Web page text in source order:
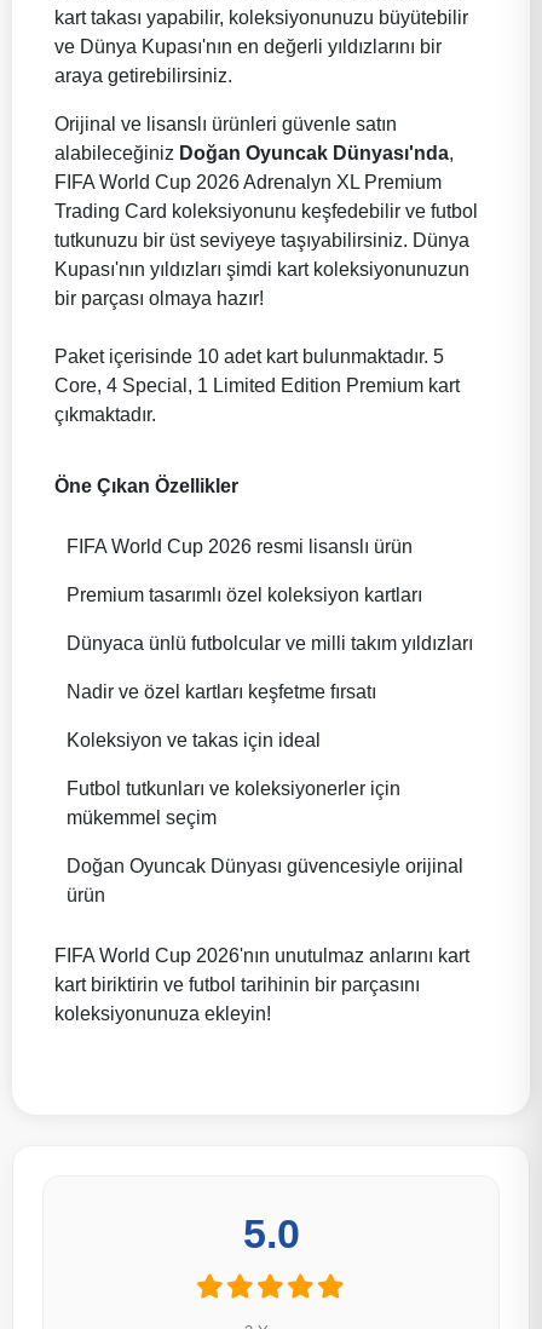
kart takası yapabilir, koleksiyonunuzu büyütebilir
ve Dünya Kupası'nın en değerli yıldızlarını bir
araya getirebilirsiniz.
Orijinal ve lisanslı ürünleri güvenle satın
alabileceğiniz Doğan Oyuncak Dünyası'nda,
FIFA World Cup 2026 Adrenalyn XL Premium
Trading Card koleksiyonunu keşfedebilir ve futbol
tutkunuzu bir üst seviyeye taşıyabilirsiniz. Dünya
Kupası'nın yıldızları şimdi kart koleksiyonunuzun
bir parçası olmaya hazır!
Paket içerisinde 10 adet kart bulunmaktadır. 5
Core, 4 Special, 1 Limited Edition Premium kart
çıkmaktadır.
Öne Çıkan Özellikler
FIFA World Cup 2026 resmi lisanslı ürün
Premium tasarımlı özel koleksiyon kartları
Dünyaca ünlü futbolcular ve milli takım yıldızları
Nadir ve özel kartları keşfetme fırsatı
Koleksiyon ve takas için ideal
Futbol tutkunları ve koleksiyonerler için
mükemmel seçim
Doğan Oyuncak Dünyası güvencesiyle orijinal
ürün
FIFA World Cup 2026'nın unutulmaz anlarını kart
kart biriktirin ve futbol tarihinin bir parçasını
koleksiyonunuza ekleyin!
5.0